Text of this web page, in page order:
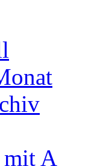
mit A